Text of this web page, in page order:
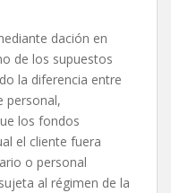
dación en
de los supuestos
la diferencia entre
personal,
los fondos
el cliente fuera
o personal
al régimen de la